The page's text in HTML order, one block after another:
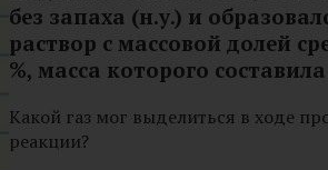
без запаха (н.у.) и
раствор с массовой долей
%, масса которого составила
Какой газ мог выделиться в ходе
реакции?